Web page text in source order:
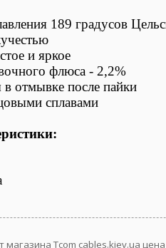
189 градусов
и яркое
флюса - 2,2%
отмывке после пайки
сплавами
магазина Tcom cables.kiev.ua